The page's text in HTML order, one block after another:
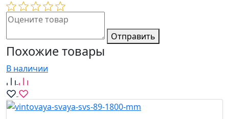
Отправить
Похожие товары
В наличии